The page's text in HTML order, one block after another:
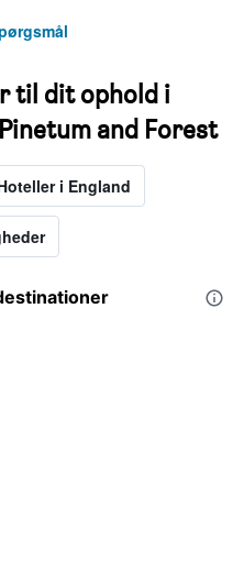
til dit ophold i
and Forest
i England